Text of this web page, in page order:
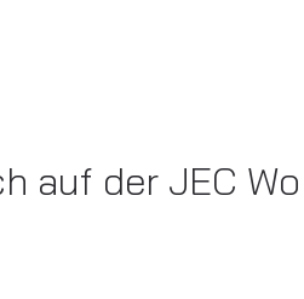
auf der JEC